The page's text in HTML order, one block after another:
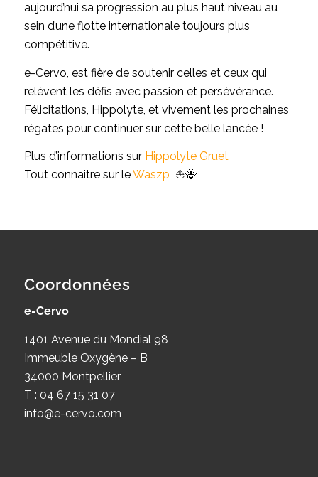
aujourd’hui sa progression au plus haut niveau au
sein d’une flotte internationale toujours plus
compétitive.
e-Cervo, est fière de soutenir celles et ceux qui
relèvent les défis avec passion et persévérance.
Félicitations, Hippolyte, et vivement les prochaines
régates pour continuer sur cette belle lancée !
Plus d’informations sur Hippolyte Gruet
Tout connaitre sur leWaszp ⛵🐝
Coordonnées
e-Cervo
1401 Avenue du Mondial 98
Immeuble Oxygène – B
34000 Montpellier
T : 04 67 15 31 07
info@e-cervo.com